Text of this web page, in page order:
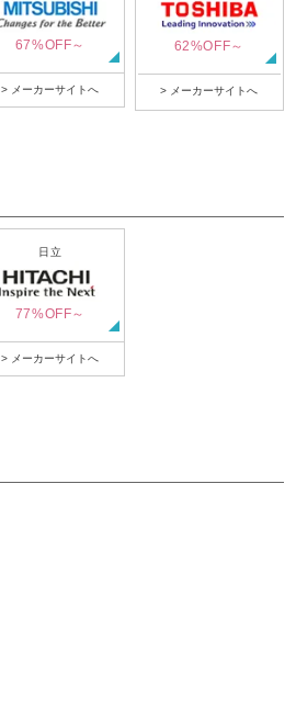
67%OFF～
> メーカーサイトへ
62%OFF～
> メーカーサイトへ
日立
77%OFF～
> メーカーサイトへ